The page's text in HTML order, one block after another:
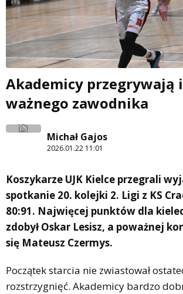
Akademicy przegrywają
ważnego zawodnika
Michał Gajos
2026.01.22 11:01
Koszykarze UJK Kielce przegrali
spotkanie 20. kolejki 2. Ligi z KS
80:91. Najwięcej punktów dla
zdobył Oskar Lesisz, a poważnej
się Mateusz Czermys.
Początek starcia nie zwiastował
rozstrzygnięć. Akademicy bardzo